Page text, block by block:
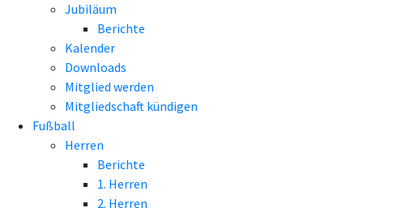
Jubiläum
Berichte
Kalender
Downloads
Mitglied werden
Mitgliedschaft kündigen
Fußball
Herren
Berichte
1. Herren
2. Herren